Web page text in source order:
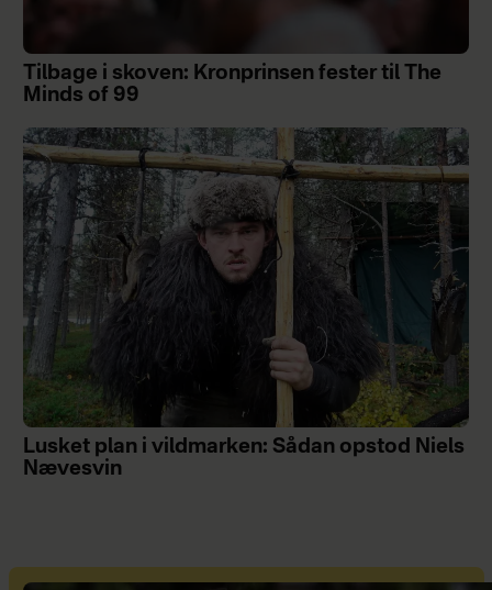
Tilbage i skoven: Kronprinsen fester til The
Minds of 99
Lusket plan i vildmarken: Sådan opstod Niels
Nævesvin